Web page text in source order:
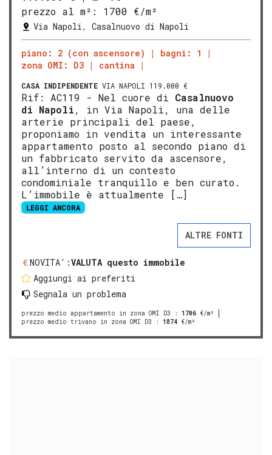
prezzo al m²:
1700 €/m²
Via Napoli, Casalnuovo di Napoli
piano: 2 (con ascensore)
bagni: 1
zona OMI: D3
cantina
CASA INDIPENDENTE VIA NAPOLI 119.000 €
Rif: AC119 - Nel cuore di Casalnuovo
di Napoli, in Via Napoli, una delle
arterie principali del paese,
proponiamo in vendita un interessante
appartamento posto al secondo piano di
un fabbricato servito da ascensore,
all’interno di un contesto
condominiale tranquillo e ben curato.
L’immobile è attualmente […]
LEGGI ANCORA
ALTRE FONTI
NOVITA':VALUTA questo immobile
Aggiungi ai preferiti
Segnala un problema
prezzo medio appartamento in zona OMI D3 : 1706 €/m²
prezzo medio trivano in zona OMI D3 : 1874 €/m²